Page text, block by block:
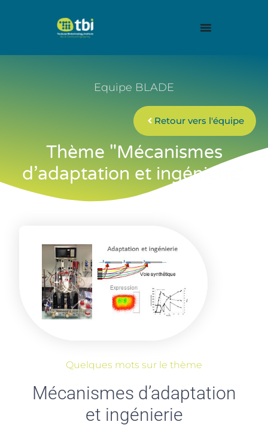
Equipe BLADE
Retour vers l'équipe
Thème "Mécanismes
d’adaptation et ingénierie"
Quelques mots sur le thème
Mécanismes d’adaptation
et ingénierie